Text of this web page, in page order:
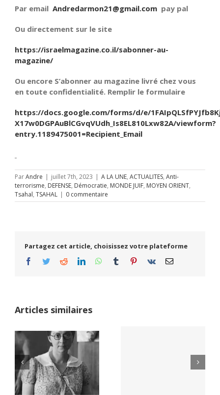
Par email Andredarmon21@gmail.com pay pal
Ou directement sur le site
https://israelmagazine.co.il/sabonner-au-
magazine/
Ou encore S’abonner au magazine livré chez vous
en toute confidentialité. Remplir le formulaire
https://docs.google.com/forms/d/e/
X17w0DGPAuBlCGvqVUdh_Is8EL810Lxw82A/viewform?
entry.1189475001=Recipient_Email
ParAndre | juillet 7th, 2023 | A LA UNE, ACTUALITES, Anti-
terrorisme, DEFENSE, Démocratie, MONDE JUIF, MOYEN ORIENT,
Tsahal, TSAHAL | 0 commentaire
Partagez cet article, choisissez votre plateforme
Facebook
TwitterRedditLinkedInWhatsApp
Tumblr Pinterest
Vk Email
Articles similaires
Netflix Field of
Dreams (1989)
Yaïr Golan : une